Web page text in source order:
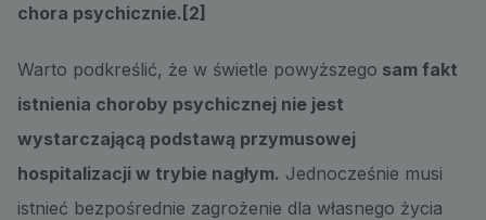
chora psychicznie.[2]
Warto podkreślić, że w świetle powyższego sam fakt
istnienia choroby psychicznej nie jest
wystarczającą podstawą przymusowej
hospitalizacji w trybie nagłym. Jednocześnie musi
istnieć bezpośrednie zagrożenie dla własnego życia